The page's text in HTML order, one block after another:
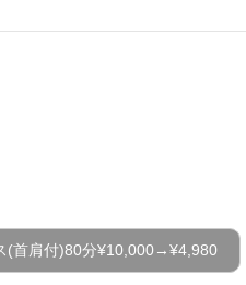
(首肩付)80分¥10,000→¥4,980